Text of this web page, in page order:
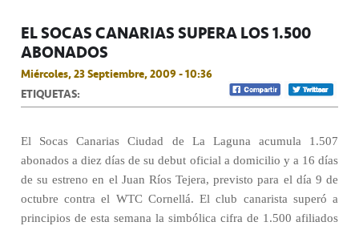
EL SOCAS CANARIAS SUPERA LOS 1.500
ABONADOS
Miércoles, 23 Septiembre, 2009 - 10:36
ETIQUETAS:
El Socas Canarias Ciudad de La Laguna acumula 1.507
abonados a diez días de su debut oficial a domicilio y a 16 días
de su estreno en el Juan Ríos Tejera, previsto para el día 9 de
octubre contra el WTC Cornellá. El club canarista superó a
principios de esta semana la simbólica cifra de 1.500 afiliados